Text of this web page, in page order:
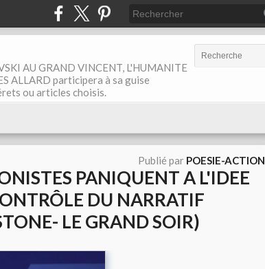
AU GRAND VINCENT, L'HUMANITE
ALLARD participera à sa guise
ou articles choisis.
Publié par POESIE-ACTION
PANIQUENT A L'IDEE
DU NARRATIF
LE GRAND SOIR)